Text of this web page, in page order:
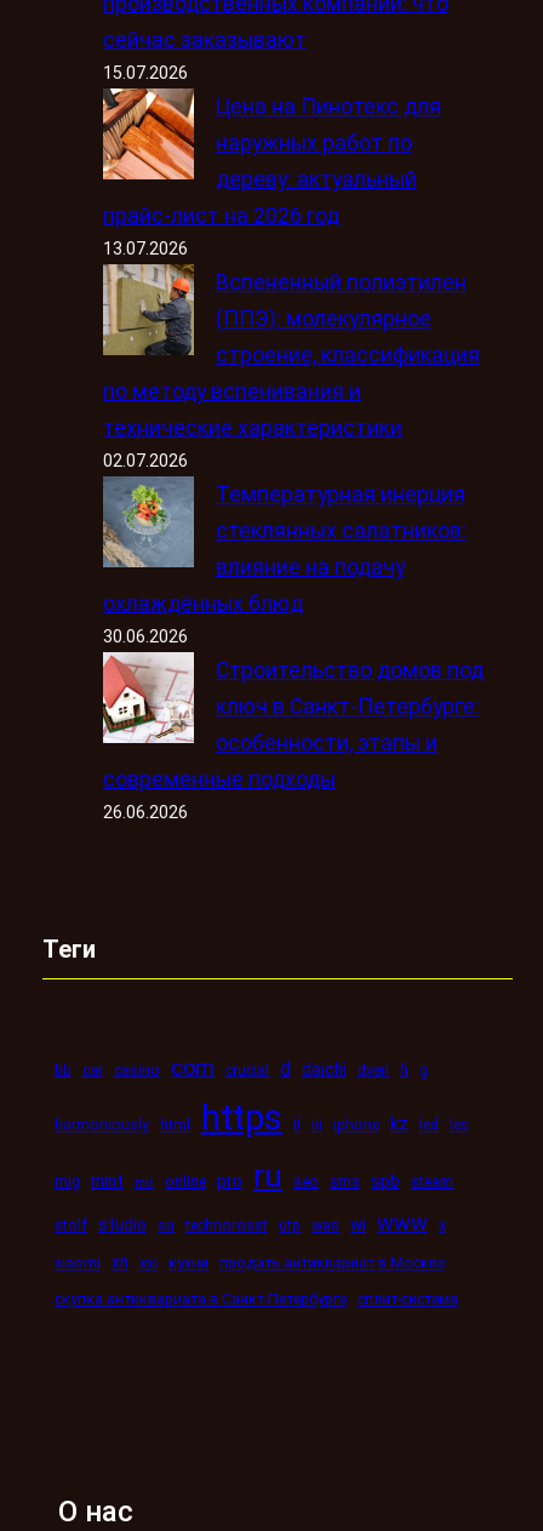
сейчас заказывают
15.07.2026
Цена на Пинотекс для
наружных работ по
дереву: актуальный
прайс-лист на 2026 год
13.07.2026
Вспененный полиэтилен
(ППЭ): молекулярное
строение, классификация
по методу вспенивания и
технические характеристики
02.07.2026
Температурная инерция
стеклянных салатников:
влияние на подачу
охлаждённых блюд
30.06.2026
Строительство домов под
ключ в Санкт-Петербурге:
особенности, этапы и
современные подходы
26.06.2026
Теги
bb car casino com crucial d daichi dveri fi g
harmoniously html https ii iii iphone kz led les
mig mint mir online pro ru seo sms spb steam
stolf studio su technorosst utp was wi www x
xiaomi xn xxi кухни
продать антиквариат в Москве
скупка антиквариата в Санкт-Петербурге сплит-система
О нас